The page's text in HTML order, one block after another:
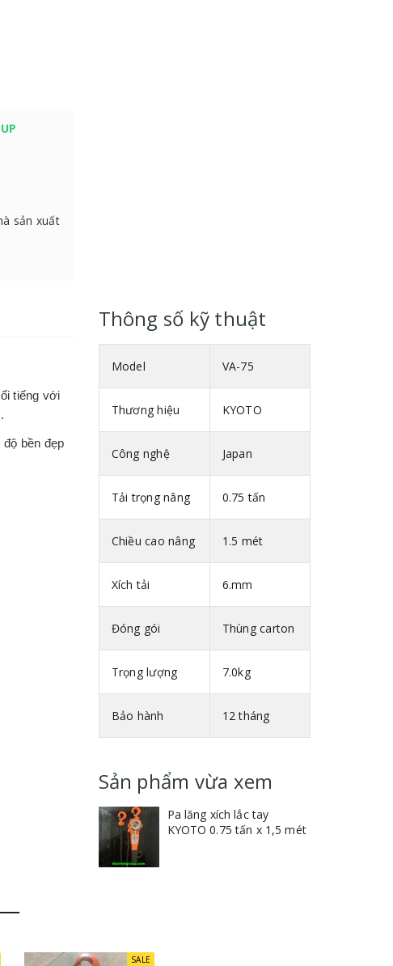
sản xuất
tiếng với
bền đẹp
Thông số kỹ thuật
Model VA-75
Thương hiệu KYOTO
Công nghệ Japan
Tải trọng nâng 0.75 tấn
Chiều cao nâng 1.5 mét
Xích tải 6.mm
Đóng gói Thùng carton
Trọng lượng 7.0kg
Bảo hành 12 tháng
Sản phẩm vừa xem
Pa lăng xích lắc tay
KYOTO 0.75 tấn x 1,5 mét
SALE